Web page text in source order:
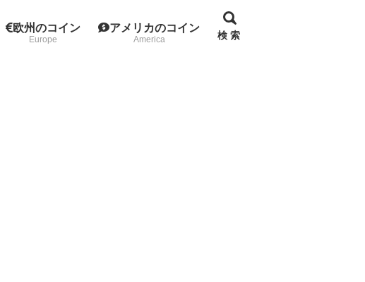
欧州のコイン
Europe
アメリカのコイン
America 検 索